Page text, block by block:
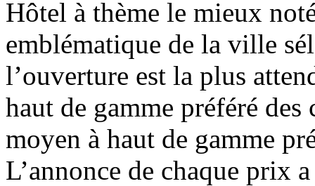
Hôtel à thème le mieux
emblématique de la ville
l’ouverture est la plus
haut de gamme préféré
moyen à haut de gamme
L’annonce de chaque prix